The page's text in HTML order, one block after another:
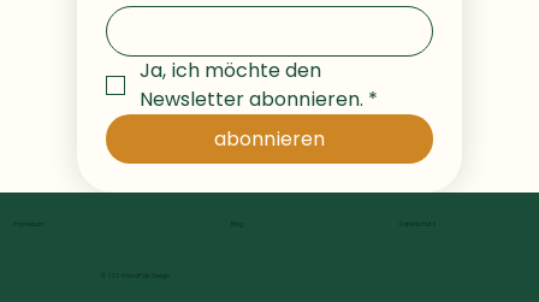
Ja, ich möchte den
Newsletter abonnieren. *
abonnieren
Blog Datenschutz
© 2024 NordFolk Design